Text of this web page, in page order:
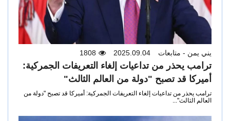
يني يمن - متابعات 2025.09.04
1808
ترامب يحذر من تداعيات إلغاء التعريفات الجمركية:
أميركا قد تصبح "دولة من العالم الثالث"
ترامب يحذر من تداعيات إلغاء التعريفات الجمركية: أميركا قد تصبح "دولة من
العالم الثالث"...